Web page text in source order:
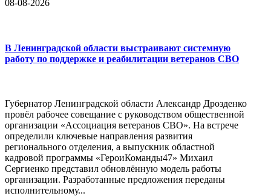
08-08-2026
В Ленинградской области выстраивают системную
работу по поддержке и реабилитации ветеранов СВО
Губернатор Ленинградской области Александр Дрозденко
провёл рабочее совещание с руководством общественной
организации «Ассоциация ветеранов СВО». На встрече
определили ключевые направления развития
регионального отделения, а выпускник областной
кадровой программы «ГероиКоманды47» Михаил
Сергиенко представил обновлённую модель работы
организации. Разработанные предложения переданы
исполнительному...